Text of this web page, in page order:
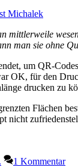
Michalek
mittlerweile
man sie ohne
um QR-
OK, für den
drucken zu
Flächen
nicht
1 Kommentar